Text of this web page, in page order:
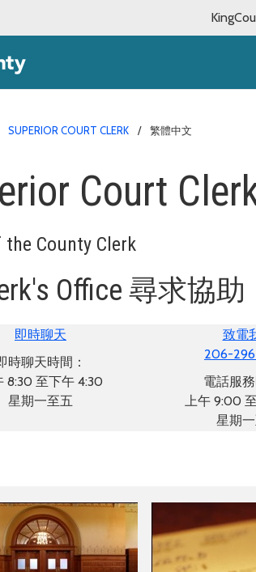
SUPERIOR COURT CLERK 繁體中文
Court
the County Clerk
Office 尋求協助
即時聊天
時聊天時間：
8:30 至下午 4:30
星期一至五
致電
206-
電話服務
上午 9:00
星期